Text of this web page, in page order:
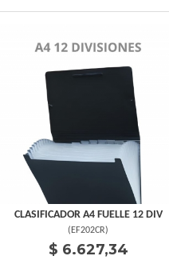
CLASIFICADOR A4 FUELLE 12 DIV
( EF202CR)
$ 6.627,34